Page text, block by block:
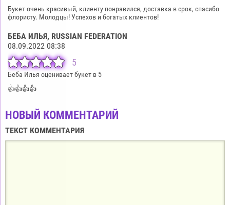
Букет очень красивый, клиенту понравился, доставка в срок, спасибо
флористу. Молодцы! Успехов и богатых клиентов!
БЕБА ИЛЬЯ, RUSSIAN FEDERATION
08.09.2022 08:38
5
Беба Илья оценивает букет в 5
👍👍👍👍
НОВЫЙ КОММЕНТАРИЙ
ТЕКСТ КОММЕНТАРИЯ